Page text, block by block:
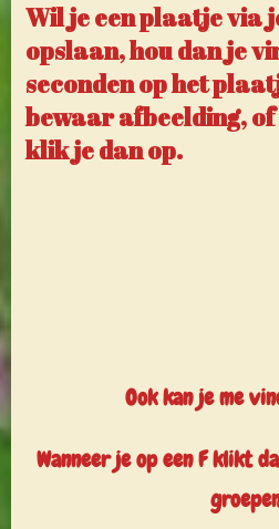
Wil je een plaatje via
opslaan, hou dan je
seconden op het
bewaar afbeelding,
klik je dan op.
Ook kan je me
Wanneer je op een F klikt